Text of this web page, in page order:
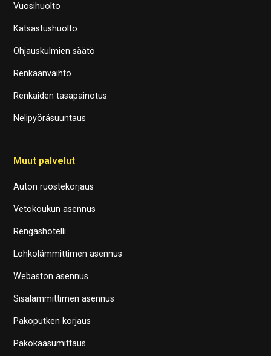
Vuosihuolto
Katsastushuolto
Ohjauskulmien säätö
Renkaanvaihto
Renkaiden tasapainotus
Nelipyöräsuuntaus
Muut palvelut
Auton ruostekorjaus
Vetokoukun asennus
Rengashotelli
Lohkolämmittimen asennus
Webaston asennus
Sisälämmittimen asennus
Pakoputken korjaus
Pakokaasumittaus